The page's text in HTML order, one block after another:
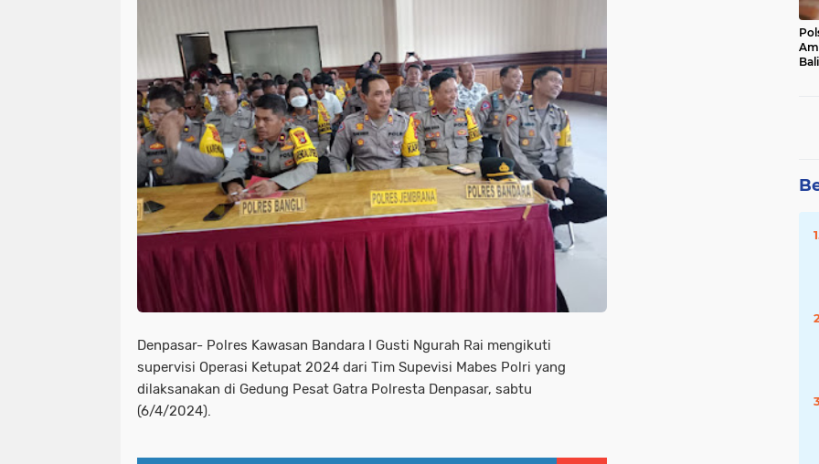
Denpasar- Polres Kawasan Bandara I Gusti Ngurah Rai mengikuti
supervisi Operasi Ketupat 2024 dari Tim Supevisi Mabes Polri yang
dilaksanakan di Gedung Pesat Gatra Polresta Denpasar, sabtu
(6/4/2024).